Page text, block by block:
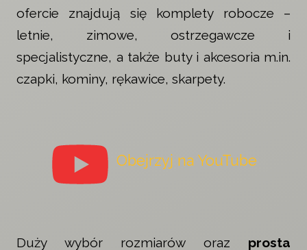
ofercie znajdują się komplety robocze –
letnie, zimowe, ostrzegawcze i
specjalistyczne, a także buty i akcesoria m.in.
czapki, kominy, rękawice, skarpety.
Obejrzyj na YouTube
Duży wybór rozmiarów oraz prosta